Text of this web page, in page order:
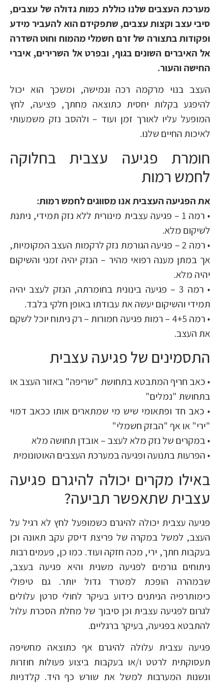
מערכת העצבים שלנו כוללת כמות גדולה של עצבים,
סיבי עצב וקצות עצבים, שתפקידם הוא להעביר מידע
ופקודות בתצורה של זרם חשמלי מהמוח וחוט השדרה
אל האיברים השונים בגוף, ובפרט אל השרירים, איברי
החישה והעור.
העצב בנוי מרקמה רכה וגמישה, ומשכך הוא יכול
להיפגע בקלות יחסית כתוצאה מחתך, פציעה, לחץ
המופעל עליו לאורך זמן ועוד – ולהסב נזק משמעותי
לאיכות החיים שלנו.
חומרת פגיעה עצבית בחלוקה
לחמש רמות
את הפגיעה העצבית אנו מסווגים לחמש רמות:
• רמה 1 – פגיעה עצבית מינורית ללא נזק תמידי, ניתנת
לשיקום מלא.
• רמה 2 – פגיעה הגורמת נזק לרקמות העצב המקומיות,
אך במתן מענה רפואי מהיר – הנזק יהיה זמני והשיקום
יהיה מלא.
• רמה 3 – פגיעה בינונית בחומרתה, הנזק לעצב יהיה
תמידי והשיקום יעשה את עבודתו באופן חלקי בלבד.
• רמה 4+5 – רמות פגיעה חמורות – רק ניתוח יוכל לשקם
את העצב.
התסמינים של פגיעה עצבית
• כאב חריף המתבטא בתחושת "שריפה" באזור העצב או
בתחושת "נמלים"
• כאב חד ופתאומי שיש מי שמתארים אותו ככאב דמוי
"ירי" או אף "הבזק חשמלי"
• במקרים של נזק מלא לעצב – אובדן תחושה מלא
• הפרעות בתנועה ופגיעה במערכת העצבים האוטונומית
באילו מקרים יכולה להיגרם פגיעה
עצבית שתאפשר תביעה?
פגיעה עצבית יכולה להיגרם כשמופעל לחץ לא רגיל על
העצב, למשל במקרה של פריצת דיסק עקב תאונה וכן
בעקבות חתך, ירי, מכה חזקה ועוד. כמו כן, פעמים רבות
ניתוחים גורמים לפגיעה משנית והיא פגיעה בעצב,
שבמהרה הופכת למטרד גדול יותר. גם טיפולי
כימותרפיה הניתנים כידוע בעיקר לחולי סרטן עלולים
לגרום לפגיעה עצבית וכן סיבוך של מחלת הסכרת עלול
להתבטא בפגיעה, בעיקר ברגליים.
פגיעה עצבית עלולה להיגרם אף כתוצאה מחשיפה
תעסוקתית לרטט ו/או בעקבות ביצוע פעולות חוזרות
ונשנות המערבות למשל את שורש כף היד. קלדניות